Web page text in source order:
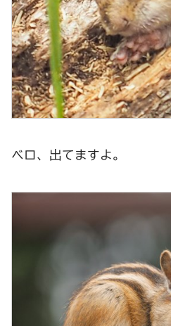
ベロ、出てますよ。